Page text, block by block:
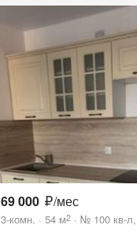
69 000 /мес
3-комн. 54 м2 № 100 кв-